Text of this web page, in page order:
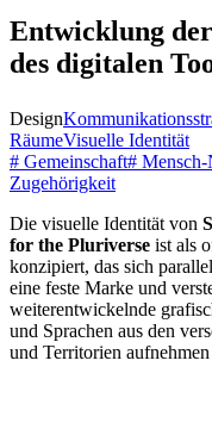
Entwicklung
des digitalen
Design
RäumeVisuelle Identität
# Gemeinschaft# Mensch-
Zugehörigkeit
Die visuelle Identität von
for the Pluriverse ist als
konzipiert, das sich
eine feste Marke und
weiterentwickelnde
und Sprachen aus den
und Territorien